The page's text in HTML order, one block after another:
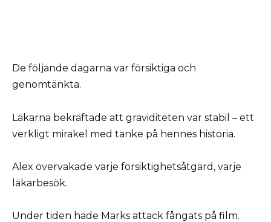
De följande dagarna var försiktiga och
genomtänkta.
Läkarna bekräftade att graviditeten var stabil – ett
verkligt mirakel med tanke på hennes historia.
Alex övervakade varje försiktighetsåtgärd, varje
läkarbesök.
Under tiden hade Marks attack fångats på film.